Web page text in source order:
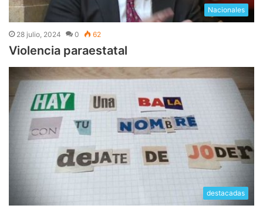
Nacionales
28 julio, 2024 0 62
Violencia paraestatal
destacadas